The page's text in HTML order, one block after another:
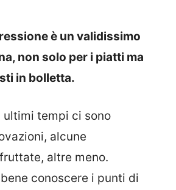
è un validissimo
non solo per i piatti ma
in bolletta.
ultimi tempi ci sono
alcune
altre meno.
conoscere i punti di